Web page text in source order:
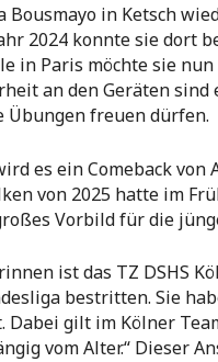
in Ketsch
2024 konnte sie
in Paris möchte sie
an den Geräten
Übungen freuen dürfen.
es ein Comeback
von 2025 hatte im
Vorbild für die
ist das TZ DSHS
bestritten. Sie
gilt im Kölner
vom Alter.“ Dieser